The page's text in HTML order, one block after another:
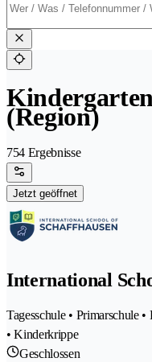
(Region)
754 Ergebnisse
Jetzt geöffnet
International
Tagesschule • Primarschule
• Kinderkrippe
Geschlossen